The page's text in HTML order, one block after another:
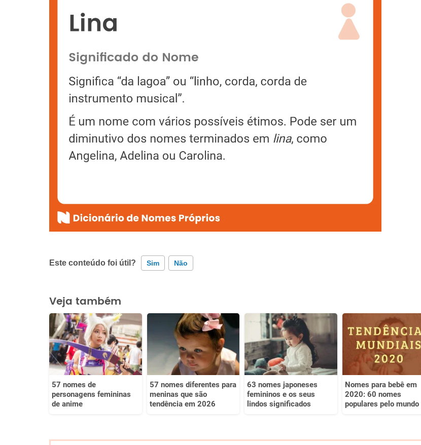
Este conteúdo foi útil? Sim Não
Este conteúdo contém informação incorreta
Este conteúdo não tem a informação que procuro
Outro
Veja também
57 nomes de
personagens femininas
de anime
57 nomes diferentes para
meninas que são
tendência em 2026
63 nomes japoneses
femininos e os seus
lindos significados
Nomes para bebê em
2020: 60 nomes
populares pelo mundo